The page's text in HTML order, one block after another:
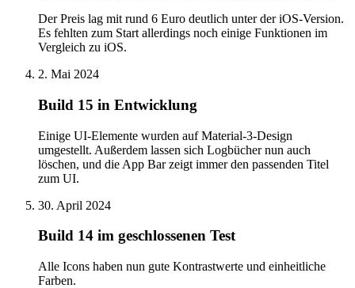
Der Preis lag mit rund 6 Euro deutlich unter der iOS-Version.
Es fehlten zum Start allerdings noch einige Funktionen im
Vergleich zu iOS.
2. Mai 2024
Build 15 in Entwicklung
Einige UI-Elemente wurden auf Material-3-Design
umgestellt. Außerdem lassen sich Logbücher nun auch
löschen, und die App Bar zeigt immer den passenden Titel
zum UI.
30. April 2024
Build 14 im geschlossenen Test
Alle Icons haben nun gute Kontrastwerte und einheitliche
Farben.